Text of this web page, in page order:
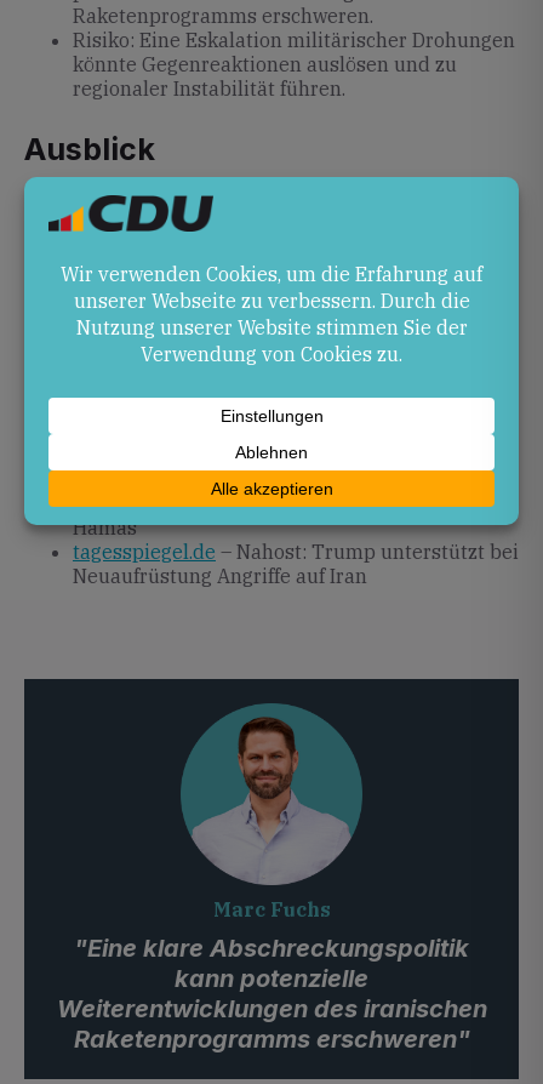
Raketenprogramms erschweren.
Risiko: Eine Eskalation militärischer Drohungen
könnte Gegenreaktionen auslösen und zu
regionaler Instabilität führen.
Ausblick
Ob Iran seine Rüstungsaktivitäten zurückfährt oder
neue Schritte unternimmt, wird entscheidend für das
weitere Vorgehen der USA und Israels sein. Eine
diplomatische Lösung bleibt weiter in Aussicht,
sofern Teheran auf internationale Abkommen
eingeht.
Quellen
borkenerzeitung.de– Trump warnt Iran vor
Wiederaufrüstung
freiepresse.de– Trump droht dem Iran und der
Hamas
tagesspiegel.de – Nahost: Trump unterstützt bei
Neuaufrüstung Angriffe auf Iran
Marc Fuchs
"Eine klare Abschreckungspolitik
kann potenzielle
Weiterentwicklungen des iranischen
Raketenprogramms erschweren"